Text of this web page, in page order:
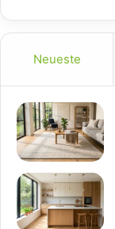
Neueste